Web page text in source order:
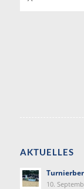
AKTUELLES
10.